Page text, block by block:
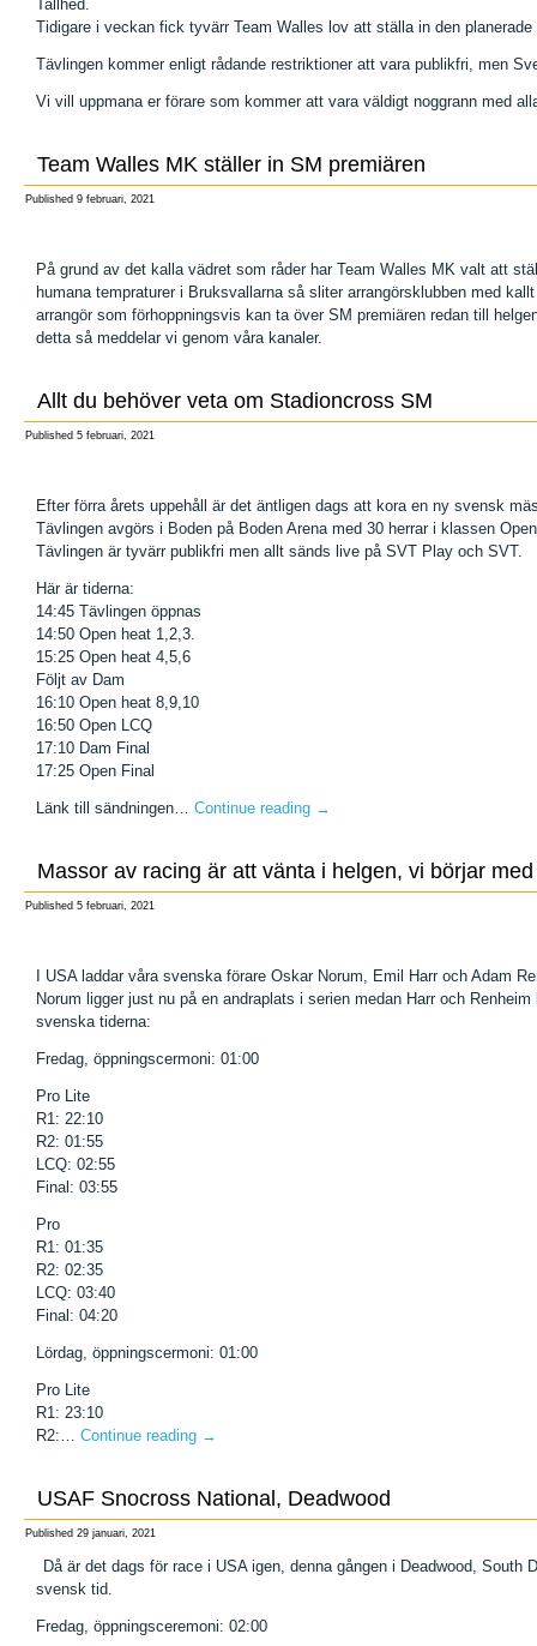
Tallhed.
Tidigare i veckan fick tyvärr Team Walles lov att ställa in den
Tävlingen kommer enligt rådande restriktioner att vara publikfri, men
Vi vill uppmana er förare som kommer att vara väldigt noggrann med
Team Walles MK ställer in SM premiären
Published 9 februari, 2021
På grund av det kalla vädret som råder har Team Walles MK valt att
humana tempraturer i Bruksvallarna så sliter arrangörsklubben med
arrangör som förhoppningsvis kan ta över SM premiären redan till
detta så meddelar vi genom våra kanaler.
Allt du behöver veta om Stadioncross SM
Published 5 februari, 2021
Efter förra årets uppehåll är det äntligen dags att kora en ny svensk
Tävlingen avgörs i Boden på Boden Arena med 30 herrar i klassen
Tävlingen är tyvärr publikfri men allt sänds live på SVT Play och SVT.
Här är tiderna:
14:45 Tävlingen öppnas
14:50 Open heat 1,2,3.
15:25 Open heat 4,5,6
Följt av Dam
16:10 Open heat 8,9,10
16:50 Open LCQ
17:10 Dam Final
17:25 Open Final
Länk till sändningen… Continue reading →
Massor av racing är att vänta i helgen, vi börjar
Published 5 februari, 2021
I USA laddar våra svenska förare Oskar Norum, Emil Harr och Adam
Norum ligger just nu på en andraplats i serien medan Harr och
svenska tiderna:
Fredag, öppningscermoni: 01:00
Pro Lite
R1: 22:10
R2: 01:55
LCQ: 02:55
Final: 03:55
Pro
R1: 01:35
R2: 02:35
LCQ: 03:40
Final: 04:20
Lördag, öppningscermoni: 01:00
Pro Lite
R1: 23:10
R2:… Continue reading →
USAF Snocross National, Deadwood
Published 29 januari, 2021
Då är det dags för race i USA igen, denna gången i Deadwood,
svensk tid.
Fredag, öppningsceremoni: 02:00